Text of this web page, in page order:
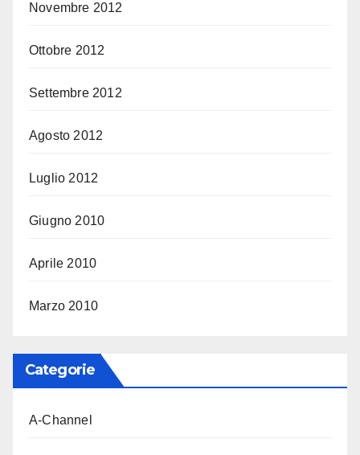
Novembre 2012
Ottobre 2012
Settembre 2012
Agosto 2012
Luglio 2012
Giugno 2010
Aprile 2010
Marzo 2010
Categorie
A-Channel